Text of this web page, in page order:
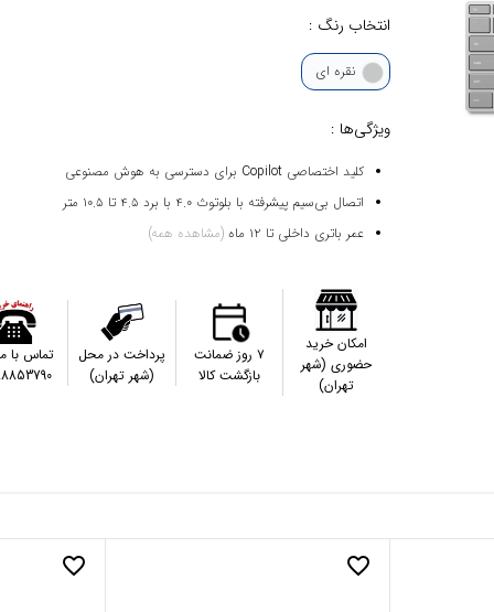
انتخاب رنگ :
نقره ای
ویژگی‌ها :
کلید اختصاصی Copilot برای دسترسی به هوش مصنوعی
اتصال بی‌سیم پیشرفته با بلوتوث ۴.۰ با برد ۴.۵ تا ۱۰.۵ متر
عمر باتری داخلی تا ۱۲ ماه
(مشاهده همه)
امکان خرید
حضوری (شهر
تهران)
۷ روز ضمانت
بازگشت کالا
پرداخت در محل
(شهر تهران)
تماس با
favorite_border
favorite_border